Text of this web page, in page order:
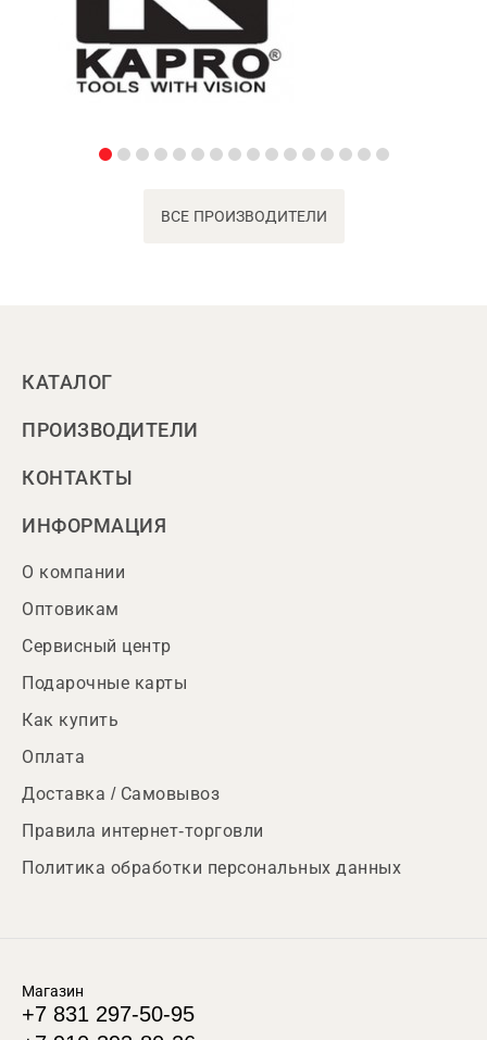
ВСЕ ПРОИЗВОДИТЕЛИ
КАТАЛОГ
ПРОИЗВОДИТЕЛИ
КОНТАКТЫ
ИНФОРМАЦИЯ
О компании
Оптовикам
Сервисный центр
Подарочные карты
Как купить
Оплата
Доставка / Самовывоз
Правила интернет-торговли
Политика обработки персональных данных
Магазин
+7 831 297-50-95